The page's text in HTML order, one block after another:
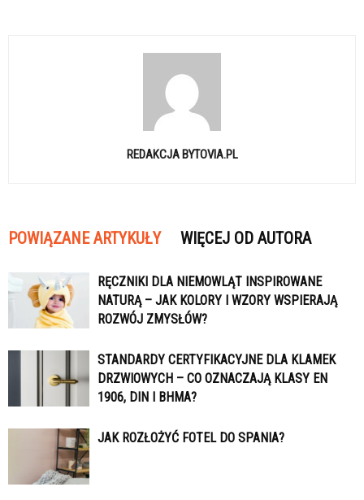
REDAKCJA BYTOVIA.PL
POWIĄZANE ARTYKUŁY WIĘCEJ OD AUTORA
RĘCZNIKI DLA NIEMOWLĄT INSPIROWANE
NATURĄ – JAK KOLORY I WZORY WSPIERAJĄ
ROZWÓJ ZMYSŁÓW?
STANDARDY CERTYFIKACYJNE DLA KLAMEK
DRZWIOWYCH – CO OZNACZAJĄ KLASY EN
1906, DIN I BHMA?
JAK ROZŁOŻYĆ FOTEL DO SPANIA?